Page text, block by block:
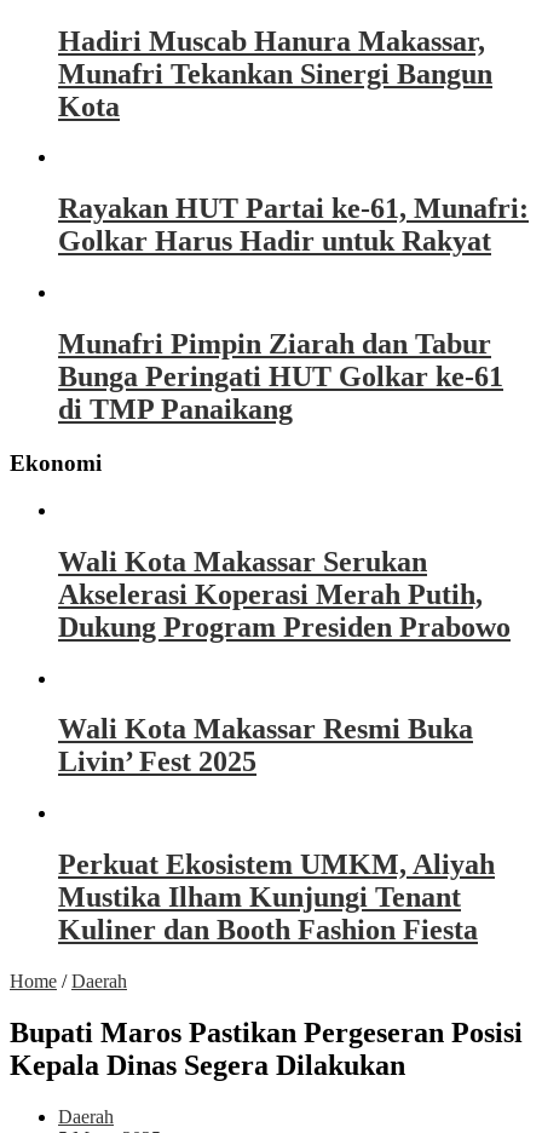
Hadiri Muscab Hanura Makassar,
Munafri Tekankan Sinergi Bangun
Kota
Rayakan HUT Partai ke-61, Munafri:
Golkar Harus Hadir untuk Rakyat
Munafri Pimpin Ziarah dan Tabur
Bunga Peringati HUT Golkar ke-61
di TMP Panaikang
Ekonomi
Wali Kota Makassar Serukan
Akselerasi Koperasi Merah Putih,
Dukung Program Presiden Prabowo
Wali Kota Makassar Resmi Buka
Livin’ Fest 2025
Perkuat Ekosistem UMKM, Aliyah
Mustika Ilham Kunjungi Tenant
Kuliner dan Booth Fashion Fiesta
Home /Daerah
Bupati Maros Pastikan Pergeseran Posisi
Kepala Dinas Segera Dilakukan
Daerah